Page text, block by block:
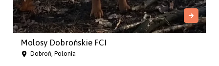
Molosy Dobrońskie FCI
Dobroń, Polonia